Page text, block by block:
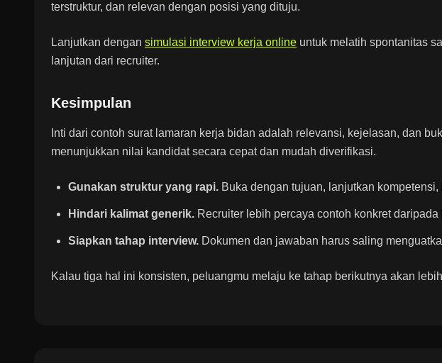
terstruktur, dan relevan dengan posisi yang dituju.
Lanjutkan dengan simulasi interview kerja online untuk melatih spontanitas
lanjutan dari recruiter.
Kesimpulan
Inti dari contoh surat lamaran kerja bidan adalah relevansi, kejelasan, dan
menunjukkan nilai kandidat secara cepat dan mudah diverifikasi.
Gunakan struktur yang rapi. Buka dengan tujuan, lanjutkan kompetensi,
Hindari kalimat generik. Recruiter lebih percaya contoh konkret
Siapkan tahap interview. Dokumen dan jawaban harus saling
Kalau tiga hal ini konsisten, peluangmu melaju ke tahap berikutnya akan